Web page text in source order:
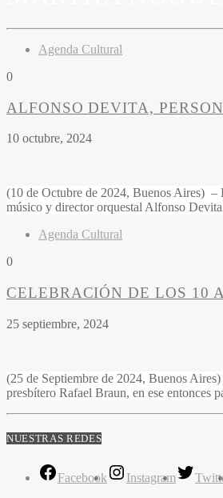
Agenda Cultural
0
ALFONSO DEVITA,
10 octubre, 2024
(10 de Octubre de 2024, Buenos Aires) –
músico y director orquestal Alfonso
Agenda Cultural
0
CELEBRACIÓN DE LOS 10
25 septiembre, 2024
(25 de Septiembre de 2024, Buenos
presbítero Rafael Braun, en ese
NUESTRAS REDES
Facebook Instagram